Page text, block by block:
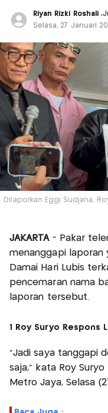
Riyan Rizki Roshali ,
Selasa, 27 Januari
Dilaporkan Eggi Sudjana,
JAKARTA- Pakar
menanggapi laporan
Damai Hari Lubis
pencemaran nama
laporan tersebut.
1 Roy Suryo Respons
“Jadi saya tanggapi
saja,” kata Roy
Metro Jaya, Selasa